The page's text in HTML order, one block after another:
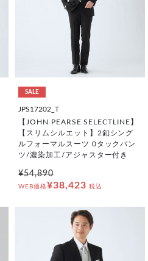
SALE
JPS17202_T
【JOHN PEARSE SELECTLINE】
【スリムシルエット】2釦シング
ルフォーマルスーツ 0タックパン
ツ/濃染加工/アジャスター付き
¥54,890
WEB価格¥38,423 税込